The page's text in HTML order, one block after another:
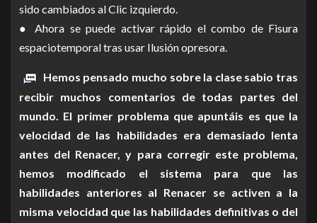
sido cambiados al Clic izquierdo.
● Ahora se puede activar rápido el combo de Fisura
espaciotemporal tras usar Ilusión opresora.
Hemos pensado mucho sobre la clase sabio tras
recibir muchos comentarios de todas partes del
mundo. El primer problema que apuntáis es que la
velocidad de las habilidades era demasiado lenta
antes del Renacer, y para corregir este problema,
hemos modificado el sistema para que las
habilidades anteriores al Renacer se activen a la
misma velocidad que las habilidades definitivas o del